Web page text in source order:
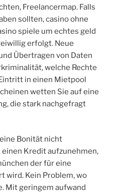
Freelancermap. Falls
sollten, casino ohne
spiele um echtes geld
erfolgt. Neue
Übertragen von Daten
welche Rechte
in einen Mietpool
wetten Sie auf eine
die stark nachgefragt
Bonität nicht
Kredit aufzunehmen,
der für eine
wird. Kein Problem, wo
Mit geringem aufwand